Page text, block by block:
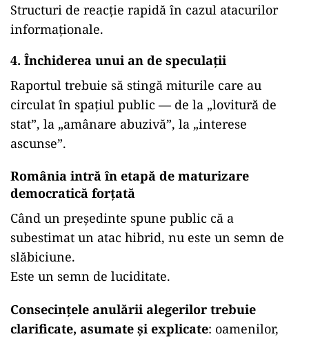
Structuri de reacție rapidă în cazul atacurilor
informaționale.
4. Închiderea unui an de speculații
Raportul trebuie să stingă miturile care au
circulat în spațiul public — de la „lovitură de
stat”, la „amânare abuzivă”, la „interese
ascunse”.
România intră în etapă de maturizare
democratică forțată
Când un președinte spune public că a
subestimat un atac hibrid, nu este un semn de
slăbiciune.
Este un semn de luciditate.
Consecințele anulării alegerilor trebuie
clarificate, asumate și explicate: oamenilor,